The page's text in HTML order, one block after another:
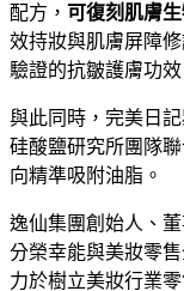
配方， 可復刻肌膚
效持妝與肌膚屏障
驗證的抗皺護膚功效
與此同時，完美日
硅酸鹽研究所團隊
向精準吸附油脂。
逸仙集團創始人、
分榮幸能與美妝零
力於樹立美妝行業